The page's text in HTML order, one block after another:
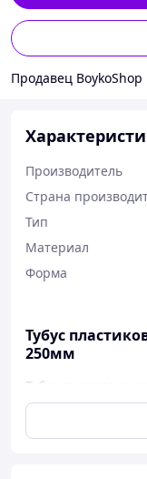
Производитель
Страна
Тип
Материал
Форма
Тубус
250мм
Тубус прекрасно
подарочных
кондитерских
наволочек,